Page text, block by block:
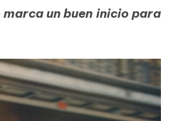
un buen inicio para